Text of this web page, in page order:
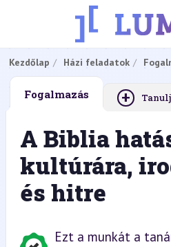
Kezdőlap Házi feladatok
Fogalmazás +
A Biblia
kultúrára,
és hitre
Ezt a munkát a